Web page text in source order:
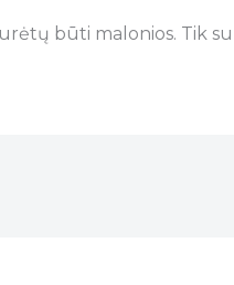
būti malonios. Tik